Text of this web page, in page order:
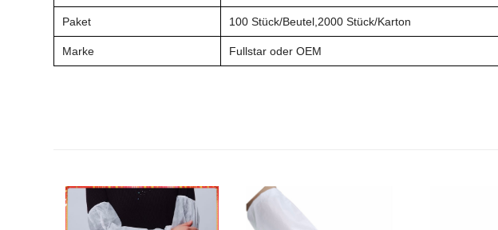
Paket 100 Stück/Beutel, 2000 Stück/Karton
Marke Fullstar oder OEM